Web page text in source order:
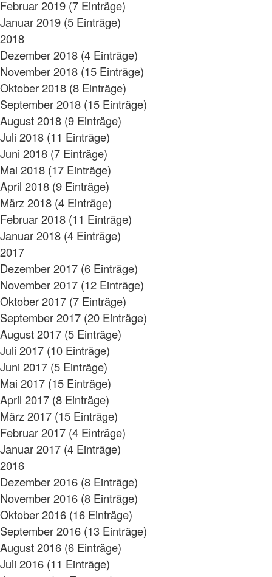
Februar 2019 (7 Einträge)
Januar 2019 (5 Einträge)
2018
Dezember 2018 (4 Einträge)
November 2018 (15 Einträge)
Oktober 2018 (8 Einträge)
September 2018 (15 Einträge)
August 2018 (9 Einträge)
Juli 2018 (11 Einträge)
Juni 2018 (7 Einträge)
Mai 2018 (17 Einträge)
April 2018 (9 Einträge)
März 2018 (4 Einträge)
Februar 2018 (11 Einträge)
Januar 2018 (4 Einträge)
2017
Dezember 2017 (6 Einträge)
November 2017 (12 Einträge)
Oktober 2017 (7 Einträge)
September 2017 (20 Einträge)
August 2017 (5 Einträge)
Juli 2017 (10 Einträge)
Juni 2017 (5 Einträge)
Mai 2017 (15 Einträge)
April 2017 (8 Einträge)
März 2017 (15 Einträge)
Februar 2017 (4 Einträge)
Januar 2017 (4 Einträge)
2016
Dezember 2016 (8 Einträge)
November 2016 (8 Einträge)
Oktober 2016 (16 Einträge)
September 2016 (13 Einträge)
August 2016 (6 Einträge)
Juli 2016 (11 Einträge)